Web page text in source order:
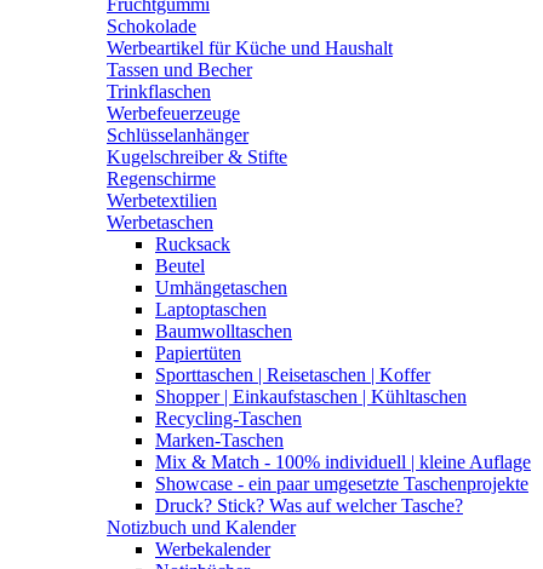
Fruchtgummi
Schokolade
Werbeartikel für Küche und Haushalt
Tassen und Becher
Trinkflaschen
Werbefeuerzeuge
Schlüsselanhänger
Kugelschreiber & Stifte
Regenschirme
Werbetextilien
Werbetaschen
Rucksack
Beutel
Umhängetaschen
Laptoptaschen
Baumwolltaschen
Papiertüten
Sporttaschen | Reisetaschen | Koffer
Shopper | Einkaufstaschen | Kühltaschen
Recycling-Taschen
Marken-Taschen
Mix & Match - 100% individuell | kleine Auflage
Showcase - ein paar umgesetzte Taschenprojekte
Druck? Stick? Was auf welcher Tasche?
Notizbuch und Kalender
Werbekalender